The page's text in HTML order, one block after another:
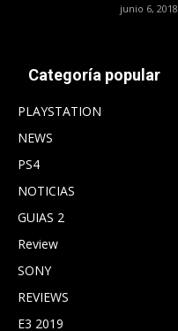
junio 6, 2018
Categoría popular
PLAYSTATION
NEWS
PS4
NOTICIAS
GUIAS 2
Review
SONY
REVIEWS
E3 2019